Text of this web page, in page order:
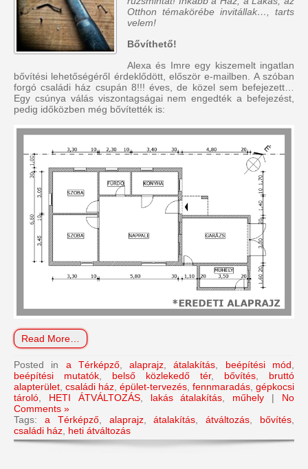
Otthon témakörébe invitállak…, tarts
velem!
Bővíthető!
Alexa és Imre egy kiszemelt ingatlan
bővítési lehetőségéről érdeklődött, először e-mailben. A szóban
forgó családi ház csupán 8!!! éves, de közel sem befejezett…
Egy csúnya válás viszontagságai nem engedték a befejezést,
pedig időközben még bővítették is:
Read More…
Posted in a Térképző,alaprajz ,átalakítás beépítési mód
beépítési mutatók
belső közlekedő tér, bővítés
bruttó
alapterület családi ház épület-tervezés fennmaradás gépkocsi
tároló
HETI ÁTVÁLTOZÁS, lakás átalakítás műhely | No
Comments »
Tags: a Térképző, alaprajz,átalakítás ,átváltozás bővítés
családi ház heti átváltozás